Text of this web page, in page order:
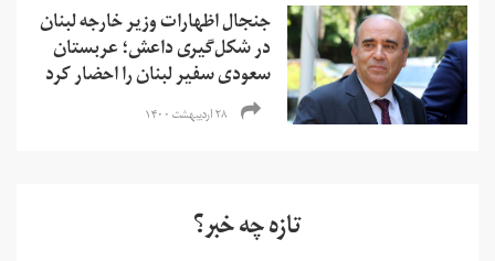
جنجال اظهارات وزیر خارجه لبنان
در شکل‌گیری داعش؛ عربستان
سعودی سفیر لبنان را احضار کرد
۲۸ اردیبهشت ۱۴۰۰
تازه چه خبر؟